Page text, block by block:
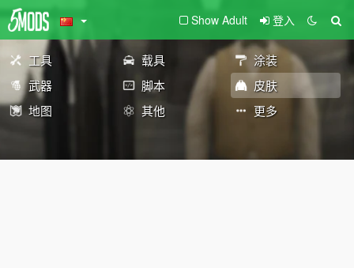
Show Adult 登入
工具 载具
涂装
武器
脚本
皮肤
地图
其他 更多